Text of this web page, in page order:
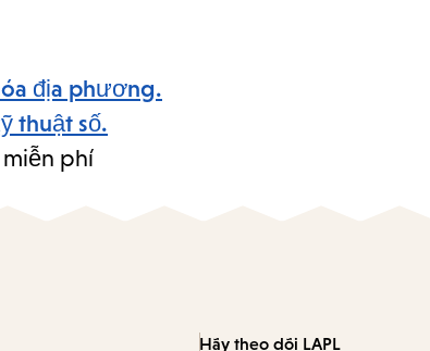
địa phương.
thuật số.
miễn phí
Hãy theo dõi LAPL